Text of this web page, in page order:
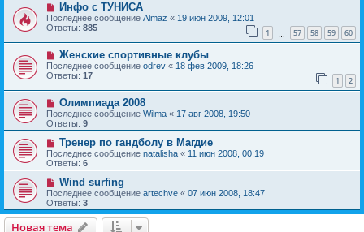
Инфо с ТУНИСА
Последнее сообщение Almaz « 19 июн 2009, 12:01
Ответы: 885 1 57 58 59 60
Женские спортивные клубы
Последнее сообщение odrev « 18 фев 2009, 18:26
Ответы: 17 1 2
Олимпиада 2008
Последнее сообщение Wilma « 17 авг 2008, 19:50
Ответы: 9
Тренер по гандболу в Магдие
Последнее сообщение natalisha « 11 июн 2008, 00:19
Ответы: 6
Wind surfing
Последнее сообщение artechve « 07 июн 2008, 18:47
Ответы: 3
Новая тема